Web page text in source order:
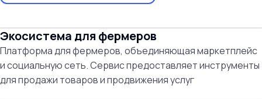
Экосистема для фермеров
Платформа для фермеров, объединяющая маркетплейс
и социальную сеть. Сервис предоставляет инструменты
для продажи товаров и продвижения услуг